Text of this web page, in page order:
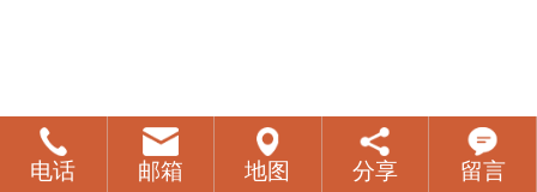
电话 邮箱 地图 分享 留言